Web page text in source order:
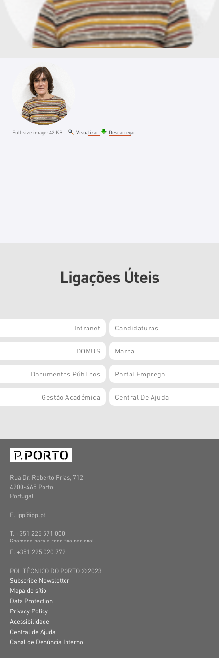
Full-size image: 42 KB | Visualizar Descarregar
Ligações Úteis
Intranet Candidaturas
DOMUS Marca
Documentos Públicos Portal Emprego
Gestão Académica Central De Ajuda
Rua Dr. Roberto Frias, 712
4200-465 Porto
Portugal
E. ipp@ipp.pt
T. +351 225 571 000
Chamada para a rede fixa nacional
F. +351 225 020 772
POLITÉCNICO DO PORTO © 2023
Subscribe Newsletter
Mapa do sítio
Data Protection
Privacy Policy
Acessibilidade
Central de Ajuda
Canal de Denúncia Interno